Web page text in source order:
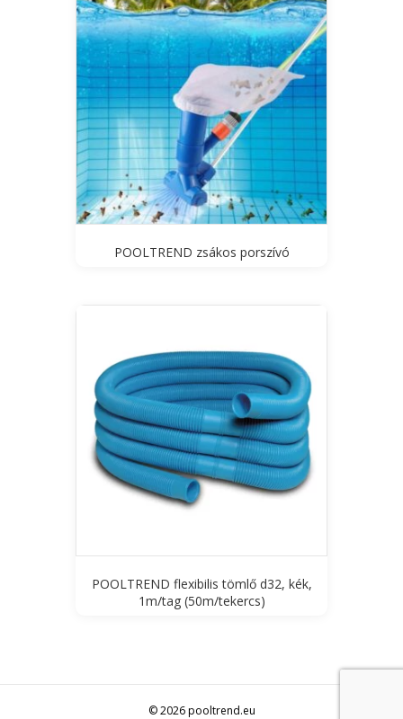
POOLTREND zsákos porszívó
POOLTREND flexibilis tömlő d32, kék,
1m/tag (50m/tekercs)
© 2026 pooltrend.eu